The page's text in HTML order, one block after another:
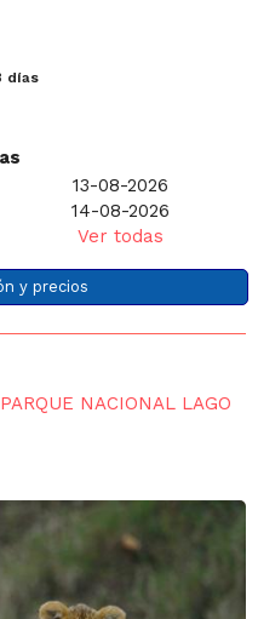
días
13-08-2026
14-08-2026
Ver todas
y precios
NACIONAL LAGO